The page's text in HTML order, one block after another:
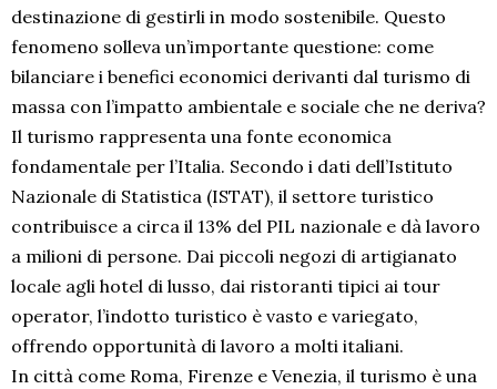
destinazione di gestirli in modo sostenibile. Questo
fenomeno solleva un’importante questione: come
bilanciare i benefici economici derivanti dal turismo di
massa con l’impatto ambientale e sociale che ne deriva?
Il turismo rappresenta una fonte economica
fondamentale per l’Italia. Secondo i dati dell’Istituto
Nazionale di Statistica (ISTAT), il settore turistico
contribuisce a circa il 13% del PIL nazionale e dà lavoro
a milioni di persone. Dai piccoli negozi di artigianato
locale agli hotel di lusso, dai ristoranti tipici ai tour
operator, l’indotto turistico è vasto e variegato,
offrendo opportunità di lavoro a molti italiani.
In città come Roma, Firenze e Venezia, il turismo è una